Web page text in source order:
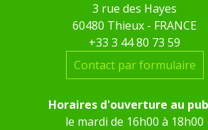
3 rue des Hayes
60480 Thieux - FRANCE
+33 3 44 80 73 59
Contact par formulaire
Horaires d'ouverture au
le mardi de 16h00 à 18h00